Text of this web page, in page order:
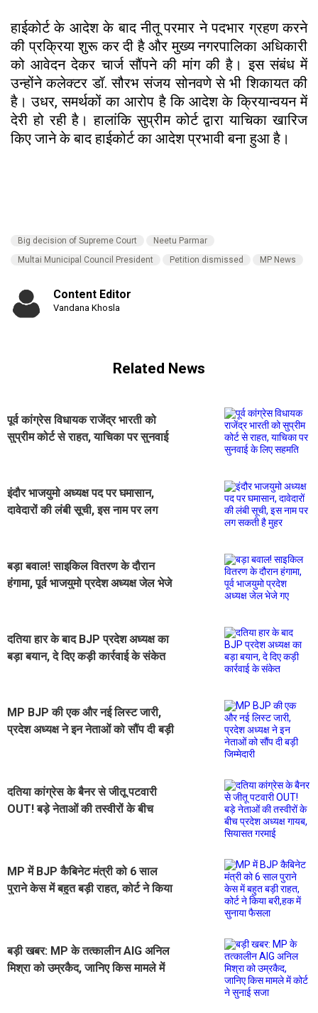
हाईकोर्ट के आदेश के बाद नीतू परमार ने पदभार ग्रहण करने
की प्रक्रिया शुरू कर दी है और मुख्य नगरपालिका अधिकारी
को आवेदन देकर चार्ज सौंपने की मांग की है। इस संबंध में
उन्होंने कलेक्टर डॉ. सौरभ संजय सोनवणे से भी शिकायत की
है। उधर, समर्थकों का आरोप है कि आदेश के क्रियान्वयन में
देरी हो रही है। हालांकि सुप्रीम कोर्ट द्वारा याचिका खारिज
किए जाने के बाद हाईकोर्ट का आदेश प्रभावी बना हुआ है।
Big decision of Supreme Court
Neetu Parmar
Multai Municipal Council President
Petition dismissed MP News
Content Editor
Vandana Khosla
Related News
पूर्व कांग्रेस विधायक राजेंद्र भारती को
सुप्रीम कोर्ट से राहत, याचिका पर सुनवाई
इंदौर भाजयुमो अध्यक्ष पद पर घमासान,
दावेदारों की लंबी सूची, इस नाम पर लग
बड़ा बवाल! साइकिल वितरण के दौरान
हंगामा, पूर्व भाजयुमो प्रदेश अध्यक्ष जेल भेजे
दतिया हार के बाद BJP प्रदेश अध्यक्ष का
बड़ा बयान, दे दिए कड़ी कार्रवाई के संकेत
MP BJP की एक और नई लिस्ट जारी,
प्रदेश अध्यक्ष ने इन नेताओं को सौंप दी बड़ी
दतिया कांग्रेस के बैनर से जीतू पटवारी
OUT! बड़े नेताओं की तस्वीरों के बीच
MP में BJP कैबिनेट मंत्री को 6 साल
पुराने केस में बहुत बड़ी राहत, कोर्ट ने किया
बड़ी खबर: MP के तत्कालीन AIG अनिल
मिश्रा को उम्रकैद, जानिए किस मामले में